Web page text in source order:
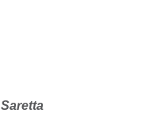
Saretta